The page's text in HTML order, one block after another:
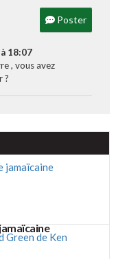
Poster
18:07
, vous avez
?